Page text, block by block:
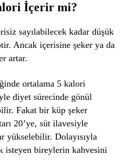
İçerir mi?
sayılabilecek kadar düşük
Ancak içerisine şeker ya da
artar.
ortalama 5 kalori
diyet sürecinde gönül
Fakat bir küp şeker
20’ye, süt ilavesiyle
yükselebilir. Dolayısıyla
isteyen bireylerin kahvesini